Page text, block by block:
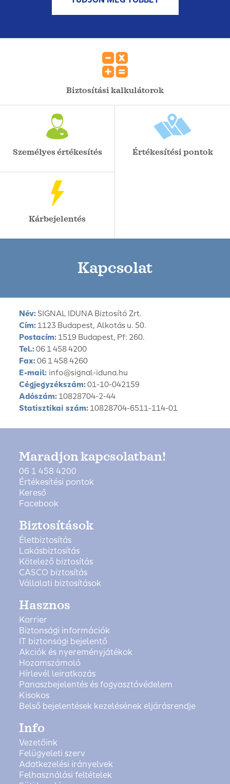
Biztosítási kalkulátorok
Személyes értékesítés Értékesítési pontok
Kárbejelentés
Kapcsolat
Név: SIGNAL IDUNA Biztosító Zrt.
Cím: 1123 Budapest, Alkotás u. 50.
Postacím: 1519 Budapest, Pf: 260.
Tel.:06 1 458 4200
Fax:06 1 458 4260
E-mail: info@signal-iduna.hu
Cégjegyzékszám:01-10-042159
Adószám: 10828704-2-44
Statisztikai szám: 10828704-6511-114-01
Maradjon kapcsolatban!
06 1 458 4200
Értékesítési pontok
Kereső
Facebook
Biztosítások
Életbiztosítás
Lakásbiztosítás
Kötelező biztosítás
CASCO biztosítás
Vállalati biztosítások
Hasznos
Karrier
Biztonsági információk
IT biztonsági bejelentő
Akciók és nyereményjátékok
Hozamszámoló
Hírlevél leiratkozás
Panaszbejelentés és fogyasztóvédelem
Kisokos
Belső bejelentések kezelésének eljárásrendje
Info
Vezetőink
Felügyeleti szerv
Adatkezelési irányelvek
Felhasználási feltételek